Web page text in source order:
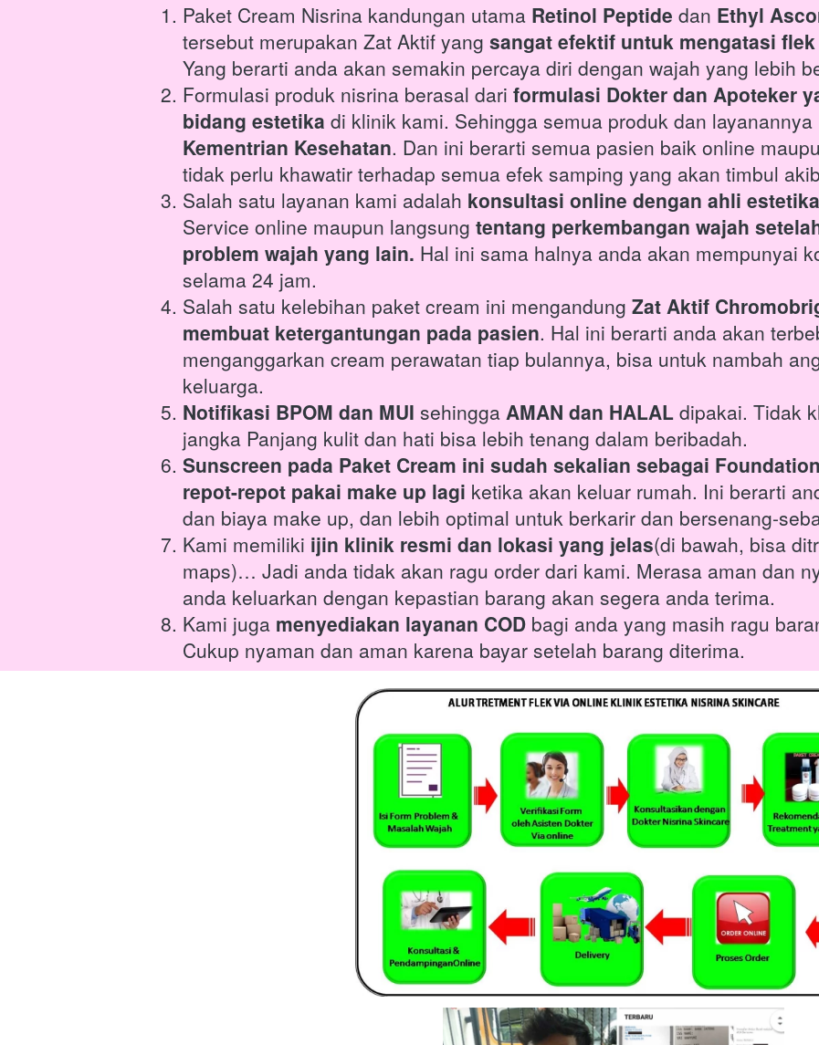
Paket Cream Nisrina kandungan utama Retinol Peptide dan Ethyl
tersebut merupakan Zat Aktif yang sangat efektif untuk mengatasi
Yang berarti anda akan semakin percaya diri dengan wajah yang lebih
Formulasi produk nisrina berasal dari formulasi Dokter dan Apoteker
bidang estetika di klinik kami. Sehingga semua produk dan layanannya
Kementrian Kesehatan. Dan ini berarti semua pasien baik online
tidak perlu khawatir terhadap semua efek samping yang akan timbul
Salah satu layanan kami adalah konsultasi online dengan ahli estetika
Service online maupun langsung tentang perkembangan wajah
problem wajah yang lain. Hal ini sama halnya anda akan mempunyai
selama 24 jam.
Salah satu kelebihan paket cream ini mengandung Zat Aktif
membuat ketergantungan pada pasien. Hal ini berarti anda akan
menganggarkan cream perawatan tiap bulannya, bisa untuk nambah
keluarga.
Notifikasi BPOM dan MUI sehingga AMAN dan HALAL dipakai. Tidak
jangka Panjang kulit dan hati bisa lebih tenang dalam beribadah.
Sunscreen pada Paket Cream ini sudah sekalian sebagai Foundation
repot-repot pakai make up lagi ketika akan keluar rumah. Ini berarti
dan biaya make up, dan lebih optimal untuk berkarir dan bersenang-
Kami memiliki ijin klinik resmi dan lokasi yang jelas(di bawah, bisa
maps)… Jadi anda tidak akan ragu order dari kami. Merasa aman dan
anda keluarkan dengan kepastian barang akan segera anda terima.
Kami juga menyediakan layanan COD bagi anda yang masih ragu
Cukup nyaman dan aman karena bayar setelah barang diterima.